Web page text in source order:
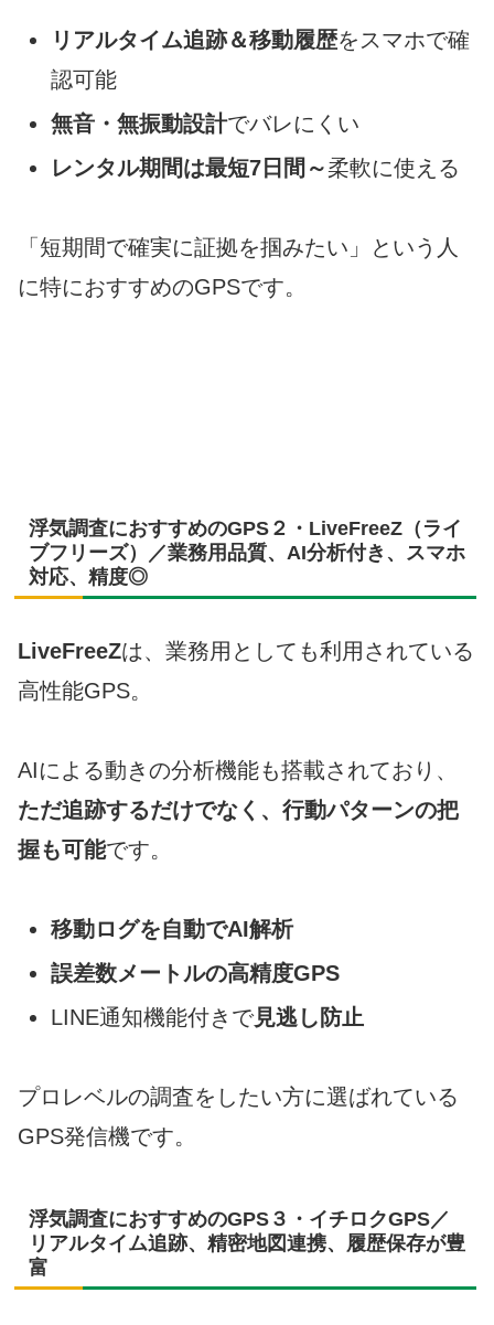
リアルタイム追跡＆移動履歴をスマホで確
認可能
無音・無振動設計でバレにくい
レンタル期間は最短7日間～柔軟に使える
「短期間で確実に証拠を掴みたい」という人
に特におすすめのGPSです。
浮気調査におすすめのGPS２・LiveFreeZ（ライ
ブフリーズ）／業務用品質、AI分析付き、スマホ
対応、精度◎
LiveFreeZは、業務用としても利用されている
高性能GPS。
AIによる動きの分析機能も搭載されており、
ただ追跡するだけでなく、行動パターンの把
握も可能です。
移動ログを自動でAI解析
誤差数メートルの高精度GPS
LINE通知機能付きで見逃し防止
プロレベルの調査をしたい方に選ばれている
GPS発信機です。
浮気調査におすすめのGPS３・イチロクGPS／
リアルタイム追跡、精密地図連携、履歴保存が豊
富